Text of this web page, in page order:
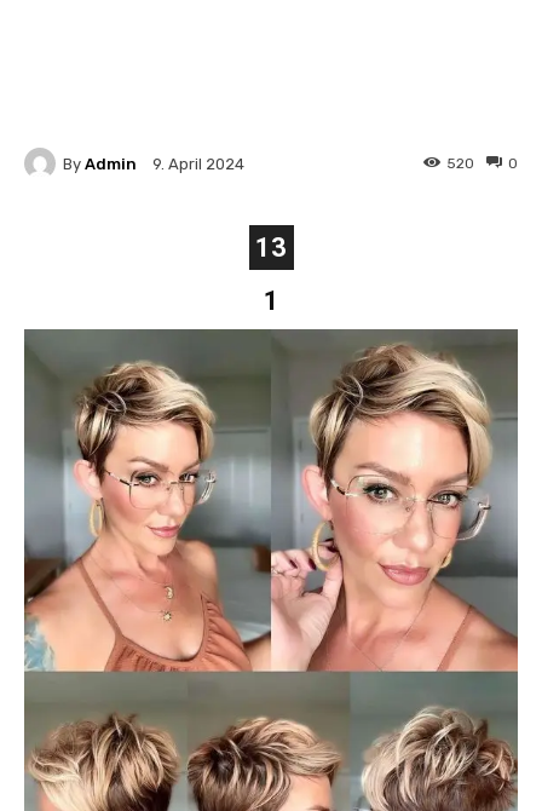
By Admin 9. April 2024 0
520
13
1